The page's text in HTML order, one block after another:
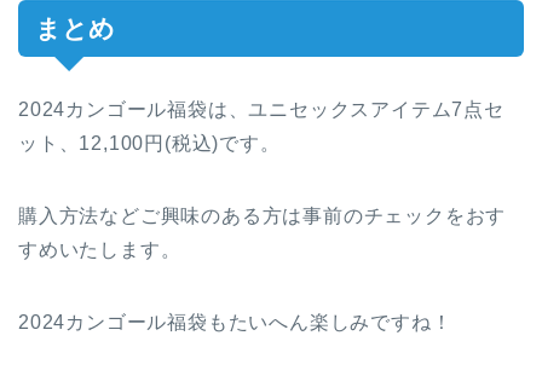
まとめ
2024カンゴール福袋は、ユニセックスアイテム7点セ
ット、12,100円(税込)です。
購入方法などご興味のある方は事前のチェックをおす
すめいたします。
2024カンゴール福袋もたいへん楽しみですね！